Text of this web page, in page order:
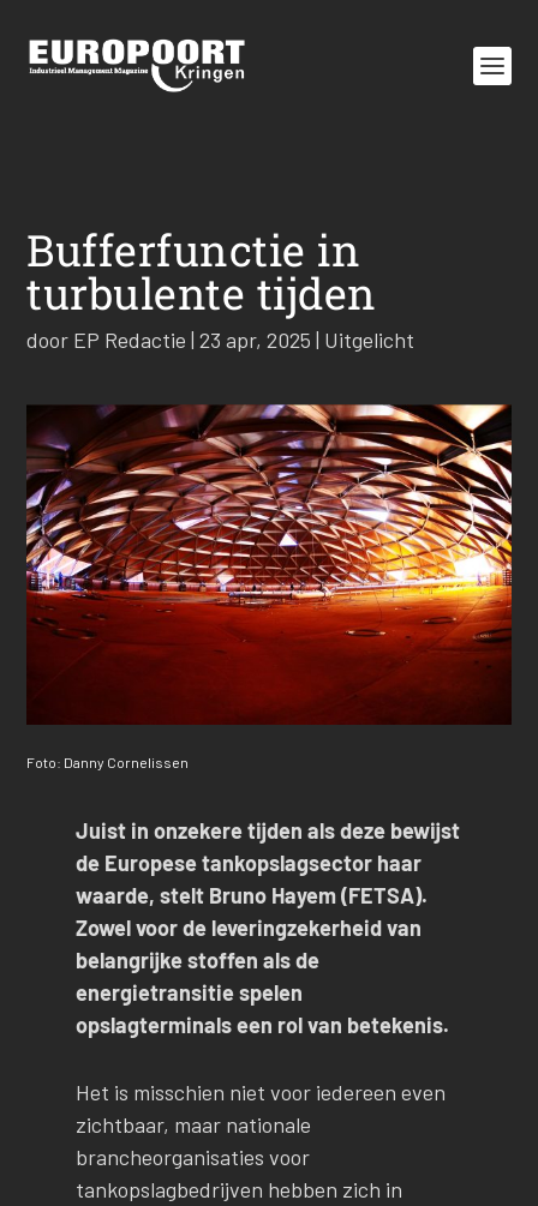
Bufferfunctie in
turbulente tijden
door EP Redactie |23 apr, 2025 | Uitgelicht
Foto: Danny Cornelissen
Juist in onzekere tijden als deze bewijst
de Europese tankopslagsector haar
waarde, stelt Bruno Hayem (FETSA).
Zowel voor de leveringzekerheid van
belangrijke stoffen als de
energietransitie spelen
opslagterminals een rol van betekenis.
Het is misschien niet voor iedereen even
zichtbaar, maar nationale
brancheorganisaties voor
tankopslagbedrijven hebben zich in